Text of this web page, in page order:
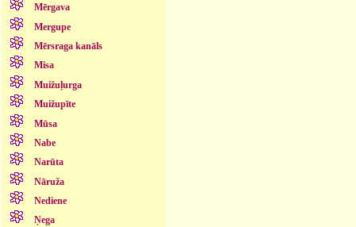
Mērgava
Mergupe
Mērsraga kanāls
Misa
Muižuļurga
Muižupīte
Mūsa
Nabe
Narūta
Nāruža
Nediene
Ņega